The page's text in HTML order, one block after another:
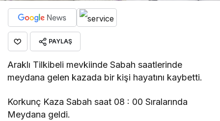
PAYLAŞ
Araklı Tilkibeli mevkiinde Sabah saatlerinde
meydana gelen kazada bir kişi hayatını kaybetti.
Korkunç Kaza Sabah saat 08 : 00 Sıralarında
Meydana geldi.